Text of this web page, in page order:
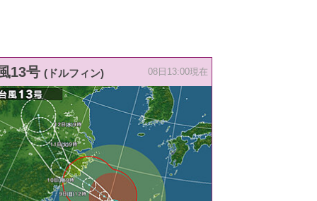
13号 (ドルフィン) 08日13:00現在